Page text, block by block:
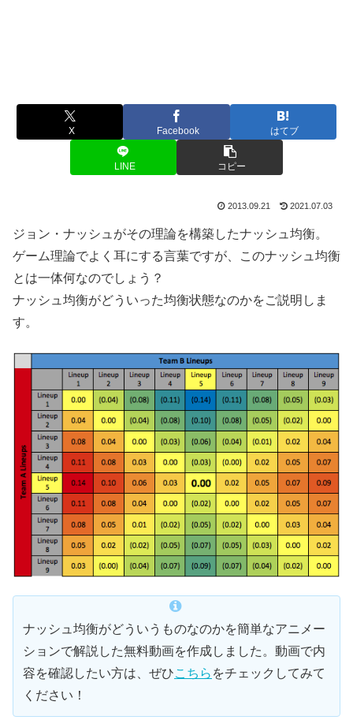
X Facebook はてブ
LINE コピー
2013.09.21 2021.07.03
ジョン・ナッシュがその理論を構築したナッシュ均衡。
ゲーム理論でよく耳にする言葉ですが、このナッシュ均衡
とは一体何なのでしょう？
ナッシュ均衡がどういった均衡状態なのかをご説明しま
す。
ナッシュ均衡がどういうものなのかを簡単なアニメー
ションで解説した無料動画を作成しました。動画で内
容を確認したい方は、ぜひこちら をチェックしてみて
ください！